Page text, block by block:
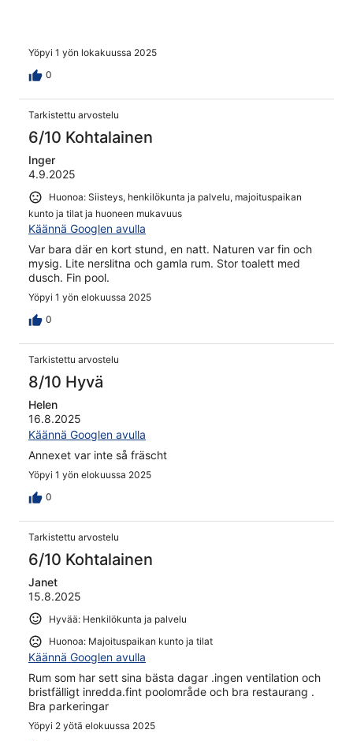
Yöpyi 1 yön lokakuussa 2025
0
Tarkistettu arvostelu
6/10 Kohtalainen
Inger
4.9.2025
Huonoa: Siisteys, henkilökunta ja palvelu, majoituspaikan
kunto ja tilat ja huoneen mukavuus
Käännä Googlen avulla
Var bara där en kort stund, en natt. Naturen var fin och
mysig. Lite nerslitna och gamla rum. Stor toalett med
dusch. Fin pool.
Yöpyi 1 yön elokuussa 2025
0
Tarkistettu arvostelu
8/10 Hyvä
Helen
16.8.2025
Käännä Googlen avulla
Annexet var inte så fräscht
Yöpyi 1 yön elokuussa 2025
0
Tarkistettu arvostelu
6/10 Kohtalainen
Janet
15.8.2025
Hyvää: Henkilökunta ja palvelu
Huonoa: Majoituspaikan kunto ja tilat
Käännä Googlen avulla
Rum som har sett sina bästa dagar .ingen ventilation och
bristfälligt inredda.fint poolområde och bra restaurang .
Bra parkeringar
Yöpyi 2 yötä elokuussa 2025